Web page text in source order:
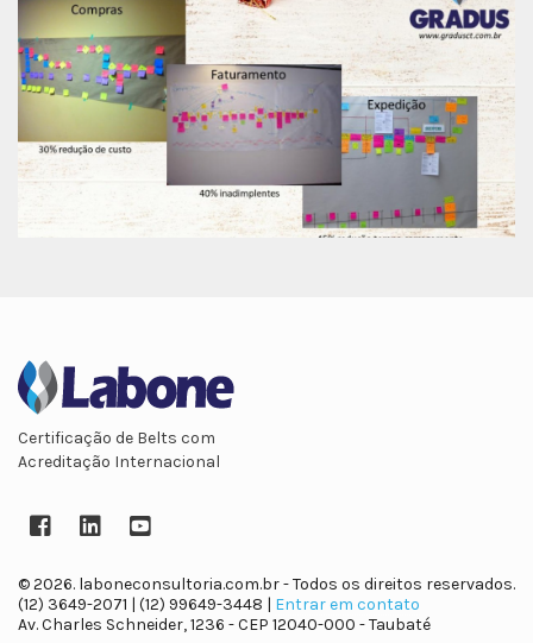
Certificação de Belts com
Acreditação Internacional
Facebook
LinkedInYouTube
© 2026. laboneconsultoria.com.br - Todos os direitos reservados.
(12) 3649-2071 | (12) 99649-3448 | Entrar em contato
Av. Charles Schneider, 1236 - CEP 12040-000 - Taubaté